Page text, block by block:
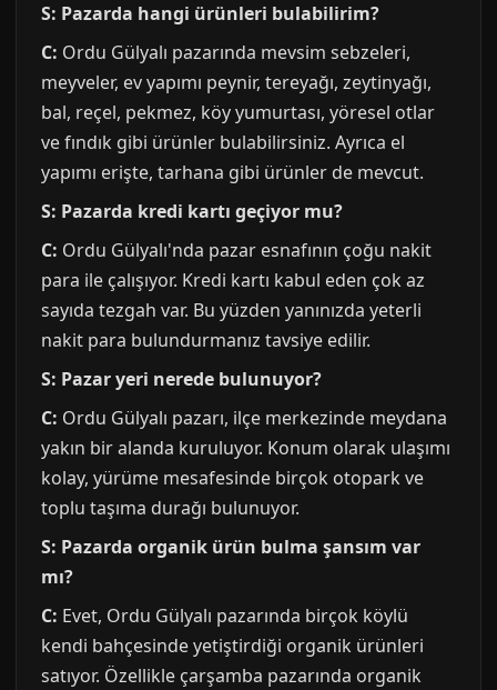
S: Pazarda hangi ürünleri bulabilirim?
C: Ordu Gülyalı pazarında mevsim sebzeleri,
meyveler, ev yapımı peynir, tereyağı, zeytinyağı,
bal, reçel, pekmez, köy yumurtası, yöresel otlar
ve fındık gibi ürünler bulabilirsiniz. Ayrıca el
yapımı erişte, tarhana gibi ürünler de mevcut.
S: Pazarda kredi kartı geçiyor mu?
C: Ordu Gülyalı'nda pazar esnafının çoğu nakit
para ile çalışıyor. Kredi kartı kabul eden çok az
sayıda tezgah var. Bu yüzden yanınızda yeterli
nakit para bulundurmanız tavsiye edilir.
S: Pazar yeri nerede bulunuyor?
C: Ordu Gülyalı pazarı, ilçe merkezinde meydana
yakın bir alanda kuruluyor. Konum olarak ulaşımı
kolay, yürüme mesafesinde birçok otopark ve
toplu taşıma durağı bulunuyor.
S: Pazarda organik ürün bulma şansım var
mı?
C: Evet, Ordu Gülyalı pazarında birçok köylü
kendi bahçesinde yetiştirdiği organik ürünleri
satıyor. Özellikle çarşamba pazarında organik